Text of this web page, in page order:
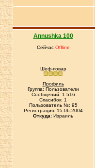
Annushka 100
Сейчас Offline
Шеф-повар
Профиль
Группа: Пользователи
Сообщений: 1 516
Спасибок: 1
Пользователь №: 95
Регистрация: 15.06.2004
Откуда: Израиль